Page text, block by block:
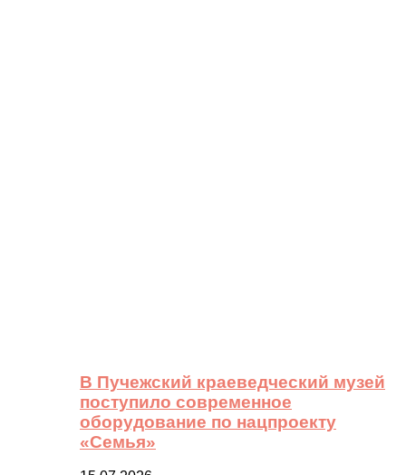
В Пучежский краеведческий музей
поступило современное
оборудование по нацпроекту
«Семья»